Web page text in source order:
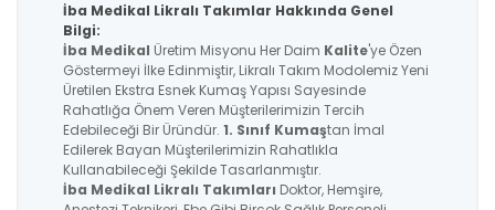
İba Medikal Likralı Takımlar Hakkında Genel
Bilgi:
İba Medikal Üretim Misyonu Her Daim Kalite'ye Özen
Göstermeyi İlke Edinmiştir, Likralı Takım Modolemiz Yeni
Üretilen Ekstra Esnek Kumaş Yapısı Sayesinde
Rahatlığa Önem Veren Müşterilerimizin Tercih
Edebileceği Bir Üründür. 1. Sınıf Kumaştan İmal
Edilerek Bayan Müşterilerimizin Rahatlıkla
Kullanabileceği Şekilde Tasarlanmıştır.
İba Medikal Likralı Takımları Doktor, Hemşire,